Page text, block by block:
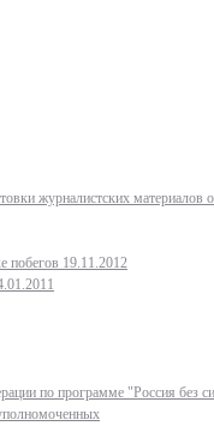
журналистских материалов
побегов 19.11.2012
по программе "Россия без